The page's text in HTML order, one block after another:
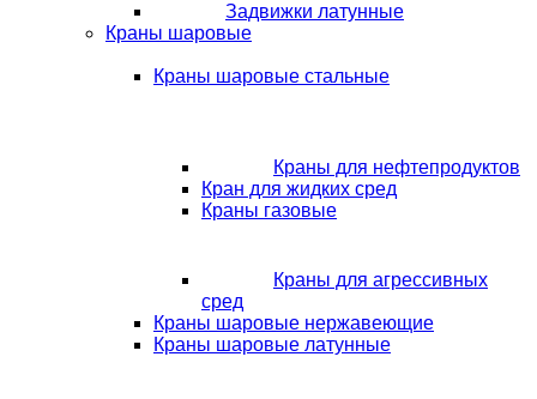
Задвижки латунные
Краны шаровые
Краны шаровые стальные
Краны для нефтепродуктов
Кран для жидких сред
Краны газовые
Краны для агрессивных
сред
Краны шаровые нержавеющие
Краны шаровые латунные